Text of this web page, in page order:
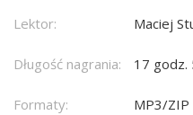
Lektor: Maciej
Długość nagrania: 17 godz.
Formaty: MP3/ZIP